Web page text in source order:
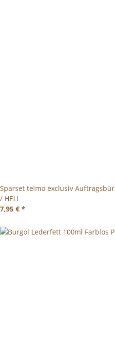
Sparset telmo exclusiv
/ HELL
7,95 € *